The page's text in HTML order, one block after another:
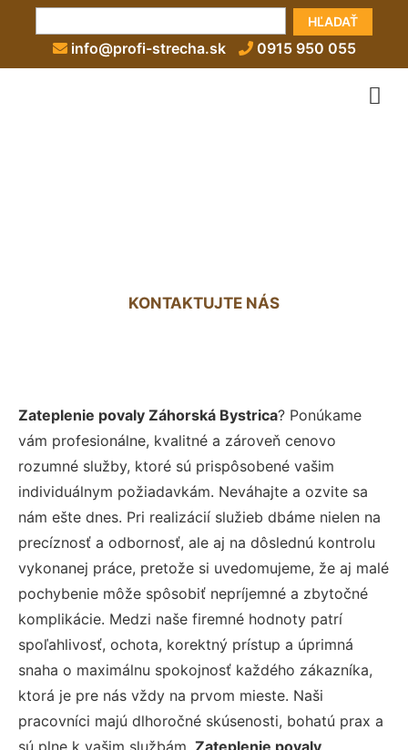
HĽADAŤ
info@profi-strecha.sk 0915 950 055
KONTAKTUJTE NÁS
Zateplenie povaly Záhorská Bystrica? Ponúkame
vám profesionálne, kvalitné a zároveň cenovo
rozumné služby, ktoré sú prispôsobené vašim
individuálnym požiadavkám. Neváhajte a ozvite sa
nám ešte dnes. Pri realizácií služieb dbáme nielen na
precíznosť a odbornosť, ale aj na dôslednú kontrolu
vykonanej práce, pretože si uvedomujeme, že aj malé
pochybenie môže spôsobiť nepríjemné a zbytočné
komplikácie. Medzi naše firemné hodnoty patrí
spoľahlivosť, ochota, korektný prístup a úprimná
snaha o maximálnu spokojnosť každého zákazníka,
ktorá je pre nás vždy na prvom mieste. Naši
pracovníci majú dlhoročné skúsenosti, bohatú prax a
sú plne k vašim službám. Zateplenie povaly